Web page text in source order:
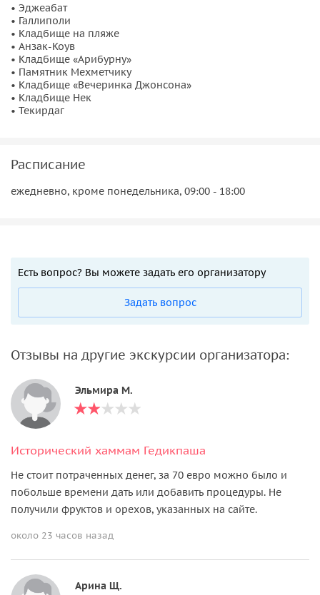
• Эджеабат
• Галлиполи
• Кладбище на пляже
• Анзак-Коув
• Кладбище «Арибурну»
• Памятник Мехметчику
• Кладбище «Вечеринка Джонсона»
• Кладбище Нек
• Текирдаг
Расписание
ежедневно, кроме понедельника, 09:00 - 18:00
Есть вопрос? Вы можете задать его организатору
Задать вопрос
Отзывы на другие экскурсии организатора:
Эльмира М.
Исторический хаммам Гедикпаша
Не стоит потраченных денег, за 70 евро можно было и
побольше времени дать или добавить процедуры. Не
получили фруктов и орехов, указанных на сайте.
около 23 часов назад
Арина Щ.